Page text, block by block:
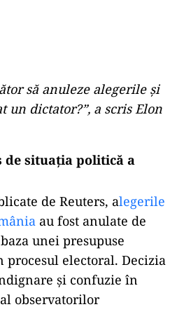
să anuleze alegerile și
un dictator?”, a scris Elon
de situația politică a
de Reuters, alegerile
au fost anulate de
unei presupuse
procesul electoral. Decizia
și confuzie în
observatorilor